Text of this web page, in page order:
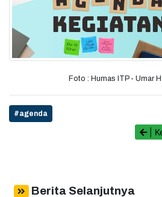
Foto : Humas ITP - Umar
#agenda
|
Berita Selanjutnya